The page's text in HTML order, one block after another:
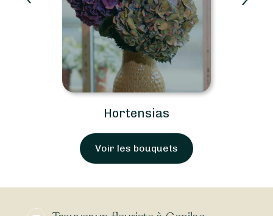
Hortensias
Voir les bouquets